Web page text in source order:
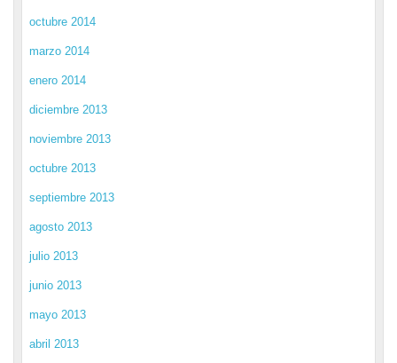
octubre 2014
marzo 2014
enero 2014
diciembre 2013
noviembre 2013
octubre 2013
septiembre 2013
agosto 2013
julio 2013
junio 2013
mayo 2013
abril 2013